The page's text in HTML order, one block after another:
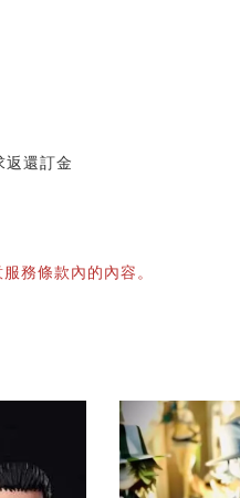
返還訂金
務條款內的內容。